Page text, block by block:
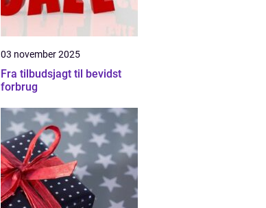
03 november 2025
Fra tilbudsjagt til bevidst
forbrug